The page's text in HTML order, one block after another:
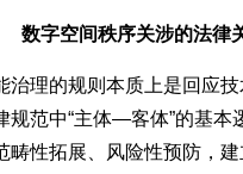
数字空间秩序关涉的法律
理的规则本质上是回应技
规范中“主体—客体”的基本
畴性拓展、风险性预防，